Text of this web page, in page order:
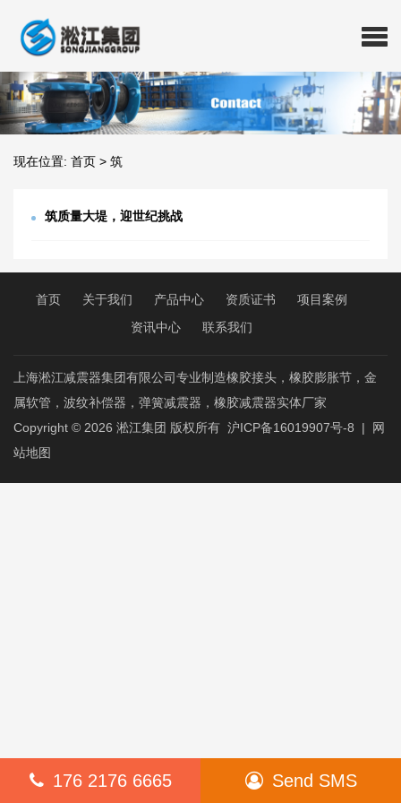
现在位置: 首页 > 筑
筑质量大堤，迎世纪挑战
首页 关于我们 产品中心 资质证书
项目案例
资讯中心
联系我们
上海淞江减震器集团有限公司专业制造橡胶接头，橡胶膨胀节，金
属软管，波纹补偿器，弹簧减震器，橡胶减震器实体厂家
Copyright © 2026 淞江集团 版权所有 沪ICP备16019907号-8 |
网
站地图
176 2176 6665 Send SMS